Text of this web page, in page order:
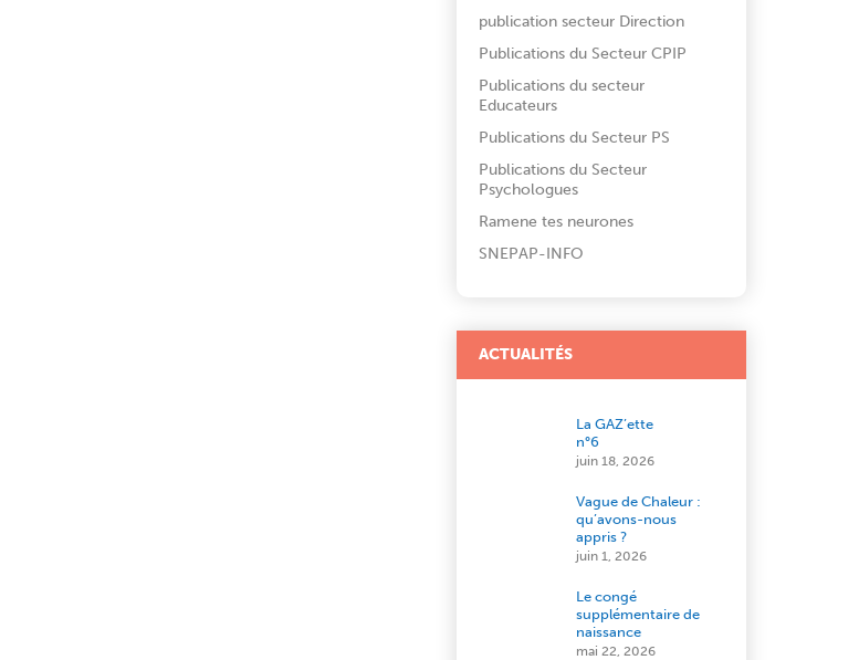
publication secteur Direction
Publications du Secteur CPIP
Publications du secteur
Educateurs
Publications du Secteur PS
Publications du Secteur
Psychologues
Ramene tes neurones
SNEPAP-INFO
ACTUALITÉS
La GAZ’ette
n°6
juin 18, 2026
Vague de Chaleur :
qu’avons-nous
appris ?
juin 1, 2026
Le congé
supplémentaire de
naissance
mai 22, 2026